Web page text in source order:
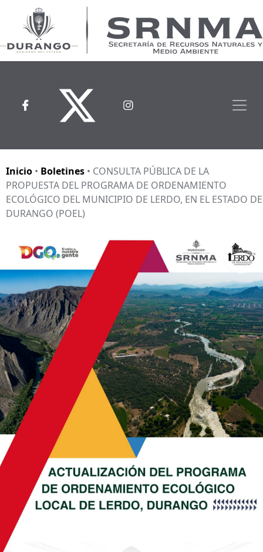
content
Secretaría de Recursos
Gobierno del Estado de Durango
Inicio • Boletines • CONSULTA PÚBLICA DE LA
PROPUESTA DEL PROGRAMA DE ORDENAMIENTO
ECOLÓGICO DEL MUNICIPIO DE LERDO, EN EL ESTADO DE
DURANGO (POEL)